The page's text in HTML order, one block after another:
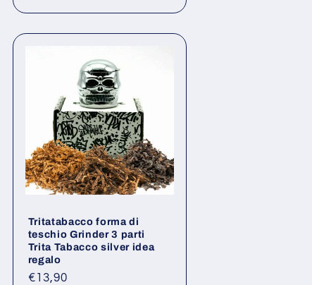
Tritatabacco forma di
teschio Grinder 3 parti
Trita Tabacco silver idea
regalo
Prezzo
€13,90